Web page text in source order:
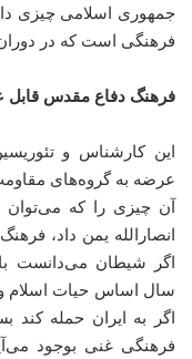
جمهوری اسلامی چیزی
فرهنگی است که در دوران ۸ سال دفاع مقدس شکل گرفته
فرهنگ دفاع مقدس
این کارشناس و
عرضه به گروه‌های
آن چیزی را که می‌توان
انصارالله یمن داد،
سال اساس حیات اسلام
اگر به ایران حمله کند
فرهنگی غنی بوجود